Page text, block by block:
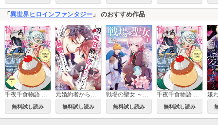
「 異世界ヒロインファンタジー 」 のおすすめ作品
無料試し読み 無料試し読み 無料試し読み 無料試し読み